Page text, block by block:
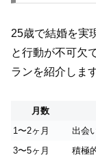
25歳で結婚を実
と行動が不可欠
ランを紹介します
月数
1〜2ヶ月
出会
3〜5ヶ月
積極